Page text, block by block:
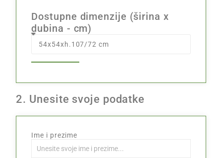
Dostupne dimenzije (širina x
dubina - cm)
2. Unesite svoje podatke
Ime i prezime